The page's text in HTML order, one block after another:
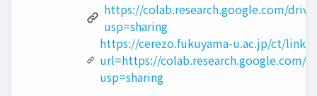
https://colab.research.google.com/
usp=sharing
https://cerezo.fukuyama-u.ac.jp/ct/
url=https://colab.research.google.com/
usp=sharing